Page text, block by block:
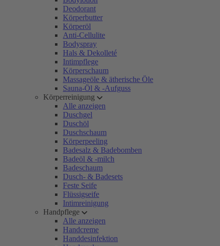
Deodorant
Körperbutter
Körperöl
Anti-Cellulite
Bodyspray
Hals & Dekolleté
Intimpflege
Körperschaum
Massageöle & ätherische Öle
Sauna-Öl & -Aufguss
Körperreinigung
Alle anzeigen
Duschgel
Duschöl
Duschschaum
Körperpeeling
Badesalz & Badebomben
Badeöl & -milch
Badeschaum
Dusch- & Badesets
Feste Seife
Flüssigseife
Intimreinigung
Handpflege
Alle anzeigen
Handcreme
Handdesinfektion